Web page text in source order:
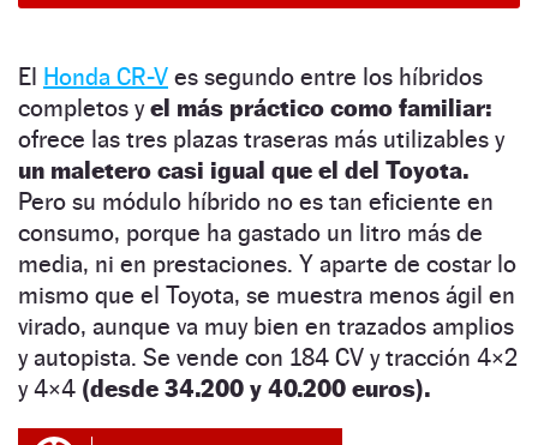
El Honda CR-V es segundo entre los híbridos
completos yel más práctico como familiar:
ofrece las tres plazas traseras más utilizables y
un maletero casi igual que el del Toyota.
Pero su módulo híbrido no es tan eficiente en
consumo, porque ha gastado un litro más de
media, ni en prestaciones. Y aparte de costar lo
mismo que el Toyota, se muestra menos ágil en
virado, aunque va muy bien en trazados amplios
y autopista. Se vende con 184 CV y tracción 4×2
y 4×4 (desde 34.200 y 40.200 euros).